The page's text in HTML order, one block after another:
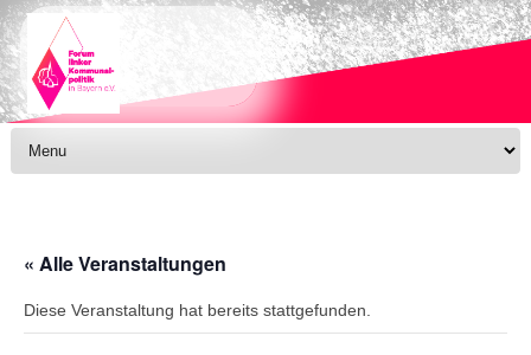
Skip to content
« Alle Veranstaltungen
Diese Veranstaltung hat bereits stattgefunden.